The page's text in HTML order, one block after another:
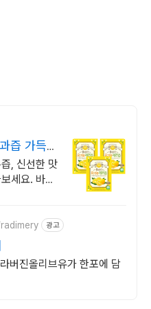
즙 가득한
, 신선한 맛
세요. 바쁜
광고
버진올리브유가 한포에 담